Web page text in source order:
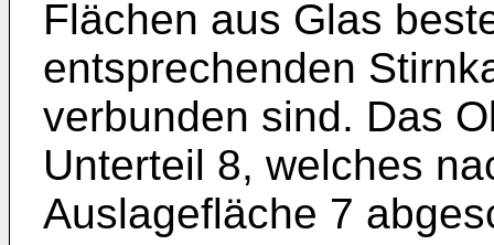
Flächen aus Glas
entsprechenden
verbunden sind. Das
Unterteil 8, welches
Auslagefläche 7